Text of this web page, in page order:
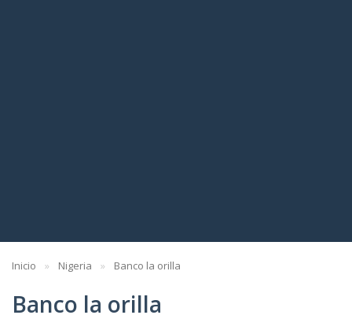
Inicio Nigeria Banco la orilla
Banco la orilla